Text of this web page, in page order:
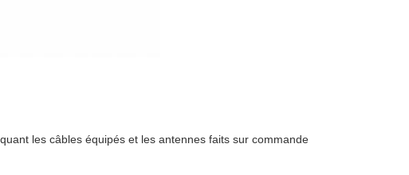
les câbles équipés et les antennes faits sur commande